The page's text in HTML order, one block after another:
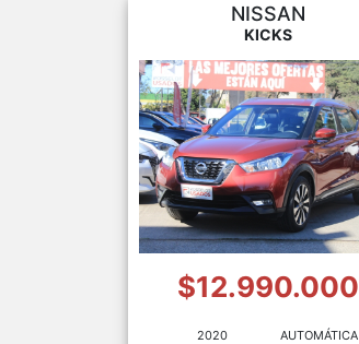
NISSAN
KICKS
$12.990.000
2020
AUTOMÁTICA